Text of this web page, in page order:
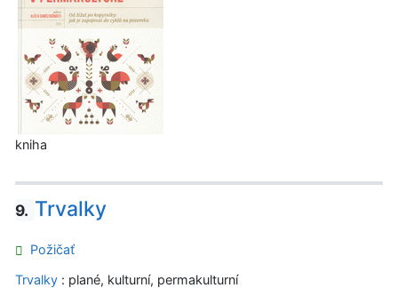
kniha
9. Trvalky
Požičať
Trvalky : plané, kulturní, permakulturní